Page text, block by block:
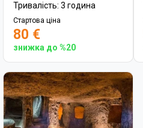
Тривалість: 3 година
Стартова ціна
80 €
знижка до %20